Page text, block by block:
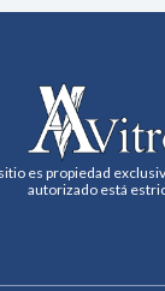
es propiedad
autorizado está